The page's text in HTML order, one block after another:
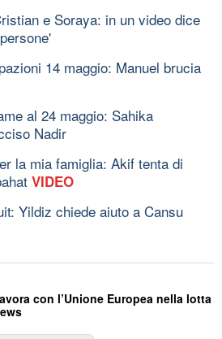
e Soraya: in un video dice
14 maggio: Manuel brucia
al 24 maggio: Sahika
Nadir
la mia famiglia: Akif tenta di
VIDEO
Yildiz chiede aiuto a Cansu
con l’Unione Europea nella lotta